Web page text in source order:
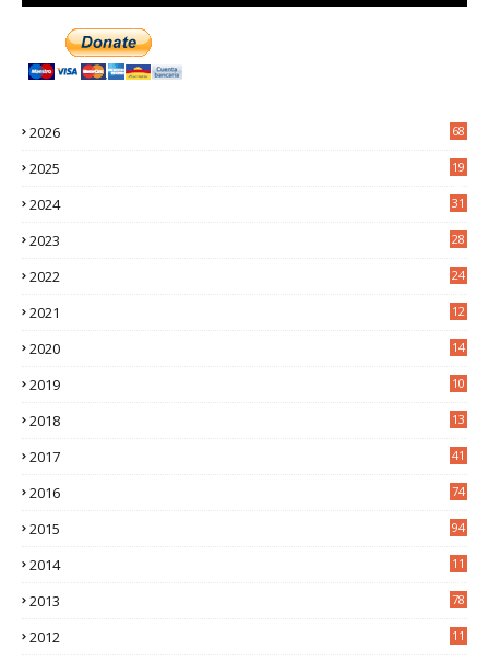
2026 68
2025
19
2024
31
2023
28
2022
24
2021
12
2020
14
2019
10
2018
13
2017 41
2016 74
2015 94
2014
11
2013 78
2012
11